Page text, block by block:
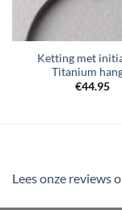
Ketting met
Titanium
€44.95
Lees onze reviews